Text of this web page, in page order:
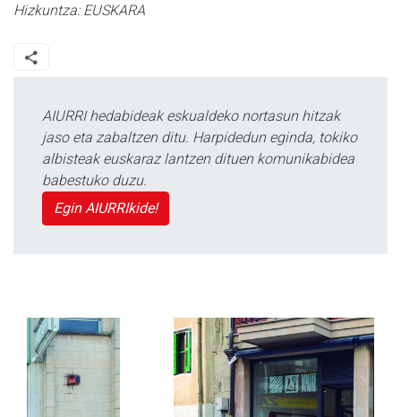
Hizkuntza:EUSKARA
AIURRI hedabideak eskualdeko nortasun hitzak
jaso eta zabaltzen ditu. Harpidedun eginda, tokiko
albisteak euskaraz lantzen dituen komunikabidea
babestuko duzu.
Egin AIURRIkide!